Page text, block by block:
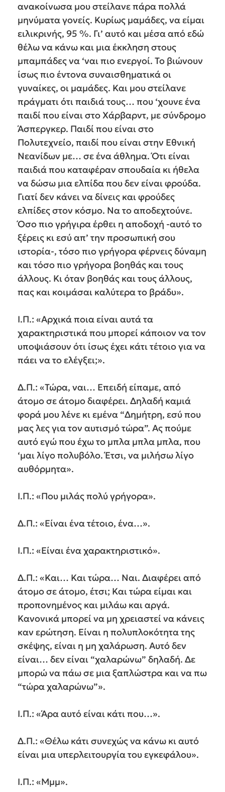
ανακοίνωσα μου στείλανε πάρα πολλά
μηνύματα γονείς. Κυρίως μαμάδες, να είμαι
ειλικρινής, 95 %. Γι’ αυτό και μέσα από εδώ
θέλω να κάνω και μια έκκληση στους
μπαμπάδες να ‘ναι πιο ενεργοί. Το βιώνουν
ίσως πιο έντονα συναισθηματικά οι
γυναίκες, οι μαμάδες. Και μου στείλανε
πράγματι ότι παιδιά τους… που ‘χουνε ένα
παιδί που είναι στο Χάρβαρντ, με σύνδρομο
Άσπεργκερ. Παιδί που είναι στο
Πολυτεχνείο, παιδί που είναι στην Εθνική
Νεανίδων με… σε ένα άθλημα. Ότι είναι
παιδιά που καταφέραν σπουδαία κι ήθελα
να δώσω μια ελπίδα που δεν είναι φρούδα.
Γιατί δεν κάνει να δίνεις και φρούδες
ελπίδες στον κόσμο. Να το αποδεχτούνε.
Όσο πιο γρήγιρα έρθει η αποδοχή -αυτό το
ξέρεις κι εσύ απ’ την προσωπική σου
ιστορία-, τόσο πιο γρήγορα φέρνεις δύναμη
και τόσο πιο γρήγορα βοηθάς και τους
άλλους. Κι όταν βοηθάς και τους άλλους,
πας και κοιμάσαι καλύτερα το βράδυ».
Ι.Π.: «Αρχικά ποια είναι αυτά τα
χαρακτηριστικά που μπορεί κάποιον να τον
υποψιάσουν ότι ίσως έχει κάτι τέτοιο για να
πάει να το ελέγξει;».
Δ.Π.: «Τώρα, ναι… Επειδή είπαμε, από
άτομο σε άτομο διαφέρει. Δηλαδή καμιά
φορά μου λένε κι εμένα “Δημήτρη, εσύ που
μας λες για τον αυτισμό τώρα”. Ας πούμε
αυτό εγώ που έχω το μπλα μπλα μπλα, που
‘μαι λίγο πολυβόλο. Έτσι, να μιλήσω λίγο
αυθόρμητα».
Ι.Π.: «Που μιλάς πολύ γρήγορα».
Δ.Π.: «Είναι ένα τέτοιο, ένα…».
Ι.Π.: «Είναι ένα χαρακτηριστικό».
Δ.Π.: «Και… Και τώρα… Ναι. Διαφέρει από
άτομο σε άτομο, έτσι; Και τώρα είμαι και
προπονημένος και μιλάω και αργά.
Κανονικά μπορεί να μη χρειαστεί να κάνεις
καν ερώτηση. Είναι η πολυπλοκότητα της
σκέψης, είναι η μη χαλάρωση. Αυτό δεν
είναι… δεν είναι “χαλαρώνω” δηλαδή. Δε
μπορώ να πάω σε μια ξαπλώστρα και να πω
“τώρα χαλαρώνω”».
Ι.Π.: «Άρα αυτό είναι κάτι που…».
Δ.Π.: «Θέλω κάτι συνεχώς να κάνω κι αυτό
είναι μια υπερλειτουργία του εγκεφάλου».
Ι.Π.: «Μμμ».